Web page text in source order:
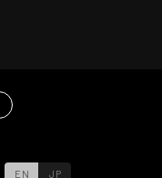
EN JP